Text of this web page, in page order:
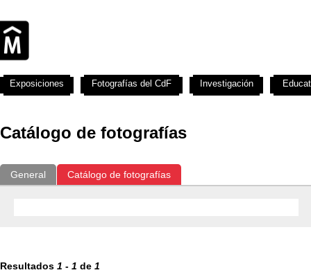
Catálogo de fotografías
General Catálogo de fotografías
Resultados 1 - 1 de 1
Exposiciones Fotografías del CdF Investigación